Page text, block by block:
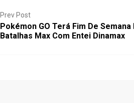
Prev Post
Pokémon GO Terá Fim De Semana
Batalhas Max Com Entei Dinamax